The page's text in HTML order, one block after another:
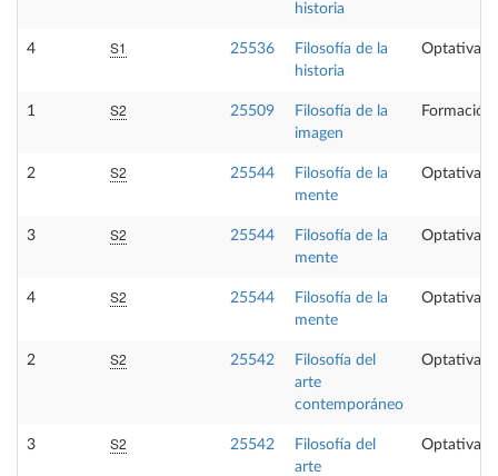
historia
4 S1 25536
Filosofía de la
historia
Optativa
1 S2 25509
Filosofía de la
imagen
Formación
2 S2 25544
Filosofía de la
mente
Optativa
3 S2 25544
Filosofía de la
mente
Optativa
4 S2 25544
Filosofía de la
mente
Optativa
2 S2 25542
Filosofía del
arte
contemporáneo
Optativa
3 S2 25542
Filosofía del
arte
Optativa